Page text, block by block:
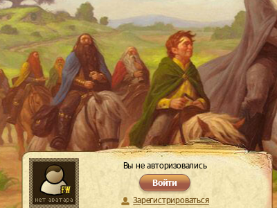
Вы не авторизовались
Войти
Зарегистрироваться